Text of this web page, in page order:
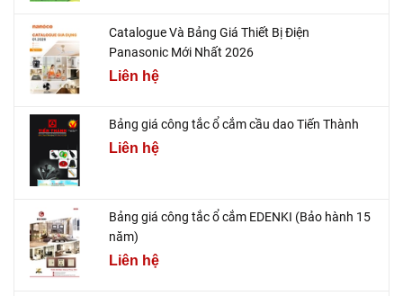
Catalogue Và Bảng Giá Thiết Bị Điện
Panasonic Mới Nhất 2026
Liên hệ
Bảng giá công tắc ổ cắm cầu dao Tiến Thành
Liên hệ
Bảng giá công tắc ổ cắm EDENKI (Bảo hành 15
năm)
Liên hệ